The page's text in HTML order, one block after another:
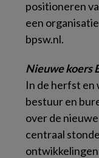
positioneren
een
bpsw.nl.
Nieuwe koers
In de herfst en
bestuur en
over de
centraal